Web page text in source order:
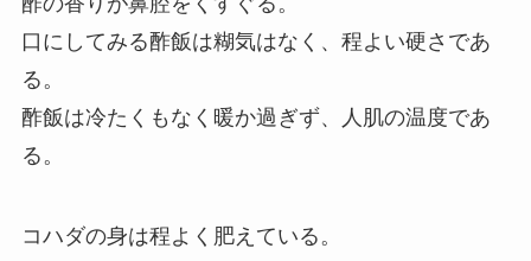
口にしてみる酢飯は糊気はなく、程よい硬さであ
る。
酢飯は冷たくもなく暖か過ぎず、人肌の温度であ
る。
コハダの身は程よく肥えている。